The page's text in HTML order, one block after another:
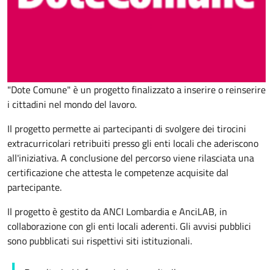
"Dote Comune" è un progetto finalizzato a inserire o reinserire
i cittadini nel mondo del lavoro.
Il progetto permette ai partecipanti di svolgere dei tirocini
extracurricolari retribuiti presso gli enti locali che aderiscono
all'iniziativa. A conclusione del percorso viene rilasciata una
certificazione che attesta le competenze acquisite dal
partecipante.
Il progetto è gestito da ANCI Lombardia e AnciLAB, in
collaborazione con gli enti locali aderenti. Gli avvisi pubblici
sono pubblicati sui rispettivi siti istituzionali.